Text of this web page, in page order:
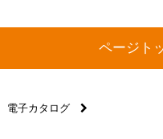
ページト
電子カタログ